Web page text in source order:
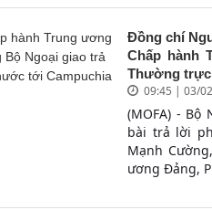
Đồng chí
Chấp hành
Thường trực
09:45 | 03/
(MOFA) -
bài trả lời
Mạnh
ương Đảng,